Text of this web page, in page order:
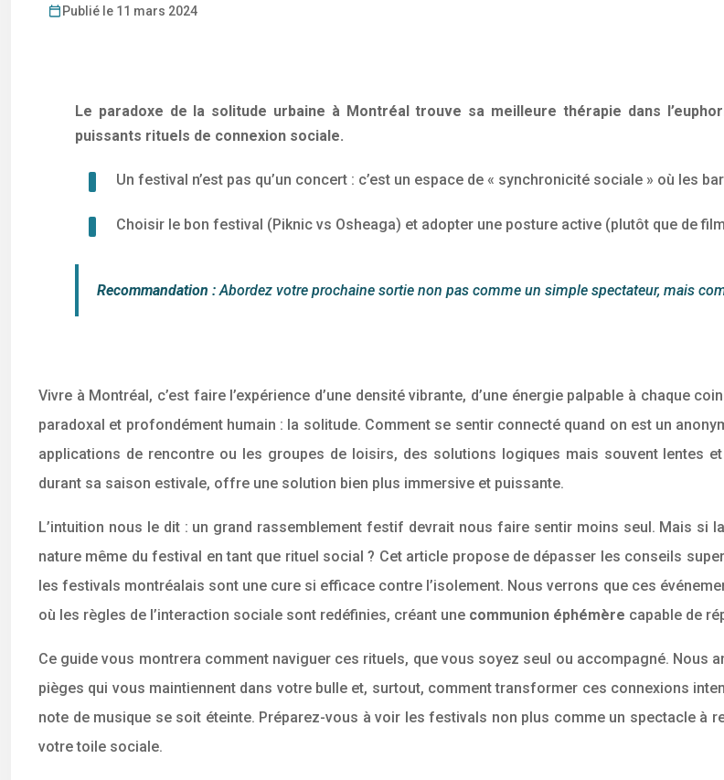
Publié le 11 mars 2024
Le paradoxe de la solitude urbaine à Montréal trouve sa meilleure thérapie dans
puissants rituels de connexion sociale.
Un festival n’est pas qu’un concert : c’est un espace de « synchronicité sociale » où les
Choisir le bon festival (Piknic vs Osheaga) et adopter une posture active (plutôt que de
Recommandation :Abordez votre prochaine sortie non pas comme un simple spectateur, mais
Vivre à Montréal, c’est faire l’expérience d’une densité vibrante, d’une énergie palpable à chaque
paradoxal et profondément humain : la solitude. Comment se sentir connecté quand on est un
applications de rencontre ou les groupes de loisirs, des solutions logiques mais souvent lentes
durant sa saison estivale, offre une solution bien plus immersive et puissante.
L’intuition nous le dit : un grand rassemblement festif devrait nous faire sentir moins seul. Mais si
nature même du festival en tant que rituel social ? Cet article propose de dépasser les conseils
les festivals montréalais sont une cure si efficace contre l’isolement. Nous verrons que ces
où les règles de l’interaction sociale sont redéfinies, créant une communion éphémère capable de
Ce guide vous montrera comment naviguer ces rituels, que vous soyez seul ou accompagné.
pièges qui vous maintiennent dans votre bulle et, surtout, comment transformer ces connexions
note de musique se soit éteinte. Préparez-vous à voir les festivals non plus comme un spectacle à
votre toile sociale.